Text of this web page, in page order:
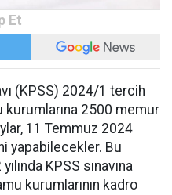
(KPSS) 2024/1 tercih
kurumlarına 2500 memur
11 Temmuz 2024
yapabilecekler. Bu
KPSS sınavına
kurumlarının kadro